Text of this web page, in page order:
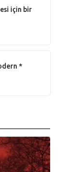
için bir
*